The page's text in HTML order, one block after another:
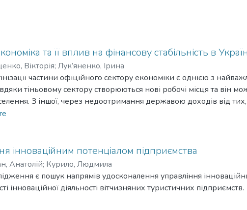
та її вплив на фінансову стабільність в
Вікторія; Лук’яненко, Ірина
частини офіційного сектору економіки є однією з
тіньовому сектору створюються нові робочі місця та він
З іншої, через недоотримання державою доходів від тих,
доходи соціально незахищених верств населення і
і загалом на її економічний розвиток. Зростання тінізації
що може проявлятися у порушенні руху грошових коштів та
відтворення, зростанні фінансових ризиків для всіх суб’єктів та
важелів впливу при абсорбуванні економічних шоків.
розглянуто теоретичні аспекти виникнення та поширення
сектором та фінансовою стабільністю.У другому розглянути
інноваційним потенціалом підприємства
Анатолій; Курило, Людмила
є пошук напрямів удосконалення управління
інноваційної діяльності вітчизняних туристичних підприємств.